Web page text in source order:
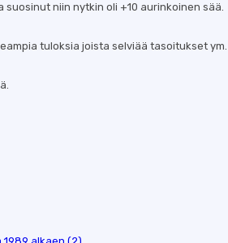
niin nytkin oli +10 aurinkoinen sää.
tuloksia joista selviää tasoitukset ym.